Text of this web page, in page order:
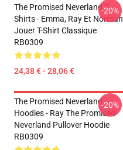
The Promised Neverland T-
Shirts - Emma, Ray Et Norman
Jouer T-Shirt Classique
RB0309
24,38 € - 28,06 €
-20%
The Promised Neverland
Hoodies - Ray The Promised
Neverland Pullover Hoodie
RB0309
-20%